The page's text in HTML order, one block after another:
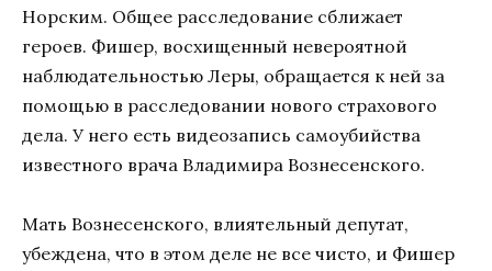
Норским. Общее расследование сближает
героев. Фишер, восхищенный невероятной
наблюдательностью Леры, обращается к ней за
помощью в расследовании нового страхового
дела. У него есть видеозапись самоубийства
известного врача Владимира Вознесенского.
Мать Вознесенского, влиятельный депутат,
убеждена, что в этом деле не все чисто, и Фишер